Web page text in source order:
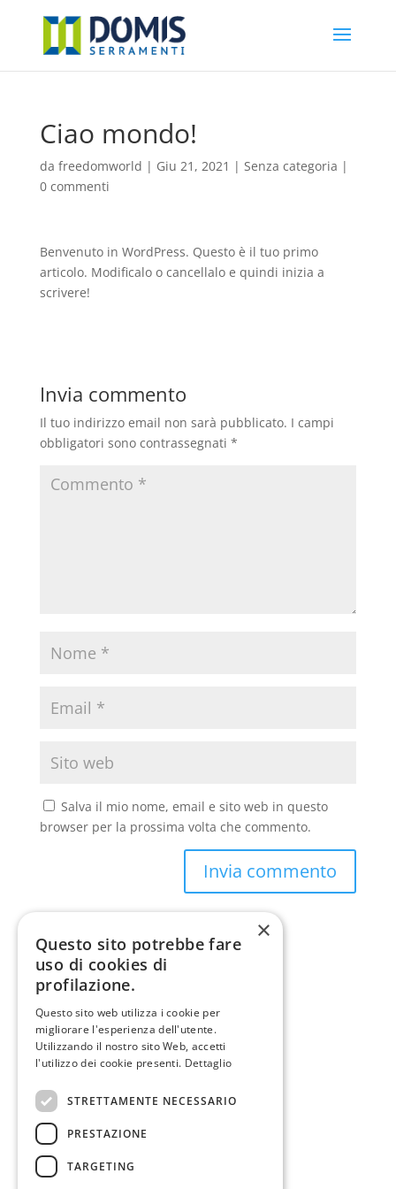
Ciao mondo!
da freedomworld | Giu 21, 2021 | Senza categoria |
0 commenti
Benvenuto in WordPress. Questo è il tuo primo
articolo. Modificalo o cancellalo e quindi inizia a
scrivere!
Invia commento
Il tuo indirizzo email non sarà pubblicato. I campi
obbligatori sono contrassegnati *
Salva il mio nome, email e sito web in questo
browser per la prossima volta che commento.
Altri profili in pvc
PROFILI PER AVVOLGIBILI E ACCESSORI
PROFILI PELLICOLATI
ANGOLARI PIEGHEVOLI
ANGOLARI
PROFILI PIATTI IN BARRE
×
Questo sito potrebbe fare
uso di cookies di
profilazione.
Questo sito web utilizza i cookie per
migliorare l'esperienza dell'utente.
Utilizzando il nostro sito Web, accetti
l'utilizzo dei cookie presenti. Dettaglio
STRETTAMENTE NECESSARIO
PRESTAZIONE
TARGETING